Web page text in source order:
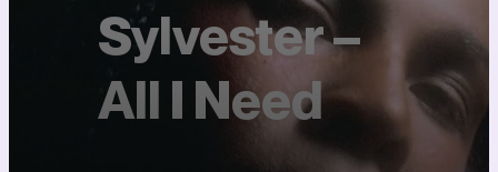
Sylvester –
All I Need